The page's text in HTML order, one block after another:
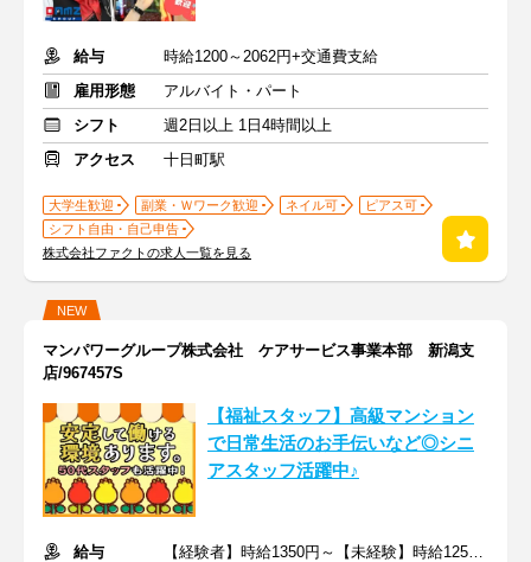
給与
時給1200～2062円+交通費支給
雇用形態
アルバイト・パート
シフト
週2日以上 1日4時間以上
アクセス
十日町駅
大学生歓迎 副業・Ｗワーク歓迎 ネイル可
ピアス可
シフト自由・自己申告
株式会社ファクトの求人一覧を見る
NEW
マンパワーグループ株式会社 ケアサービス事業本部 新潟支
店/967457S
【福祉スタッフ】高級マンション
で日常生活のお手伝いなど◎シニ
アスタッフ活躍中♪
給与
【経験者】時給1350円～【未経験】時給1250円～ ※交通費全額